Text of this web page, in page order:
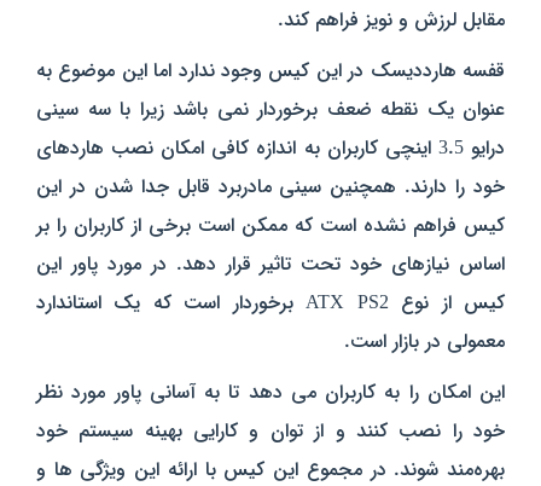
مقابل لرزش و نویز فراهم کند.
قفسه هارددیسک در این کیس وجود ندارد اما این موضوع به
عنوان یک نقطه ضعف برخوردار نمی‌ باشد زیرا با سه سینی
درایو 3.5 اینچی کاربران به اندازه کافی امکان نصب هاردهای
خود را دارند. همچنین سینی مادربرد قابل جدا شدن در این
کیس فراهم نشده است که ممکن است برخی از کاربران را بر
اساس نیاز‌های خود تحت تاثیر قرار دهد. در مورد پاور این
کیس از نوع ATX PS2 برخوردار است که یک استاندارد
معمولی در بازار است.
این امکان را به کاربران می‌ دهد تا به آسانی پاور مورد نظر
خود را نصب کنند و از توان و کارایی بهینه سیستم خود
بهره‌مند شوند. در مجموع این کیس با ارائه این ویژگی‌ ها و